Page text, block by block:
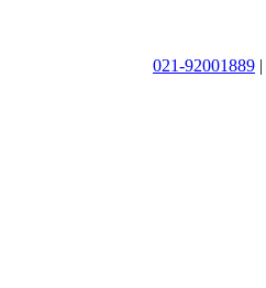
|
021-92001889